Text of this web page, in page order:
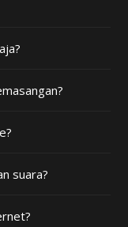
suara?